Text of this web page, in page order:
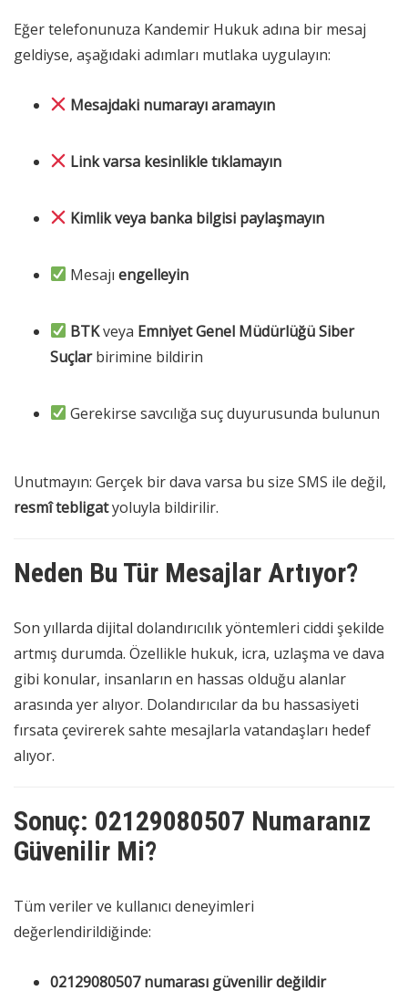
Eğer telefonunuza Kandemir Hukuk adına bir mesaj
geldiyse, aşağıdaki adımları mutlaka uygulayın:
Mesajdaki numarayı aramayın
Link varsa kesinlikle tıklamayın
Kimlik veya banka bilgisi paylaşmayın
Mesajıengelleyin
BTKveya Emniyet Genel Müdürlüğü Siber
Suçlarbirimine bildirin
Gerekirse savcılığa suç duyurusunda bulunun
Unutmayın: Gerçek bir dava varsa bu size SMS ile değil,
resmî tebligatyoluyla bildirilir.
Neden Bu Tür Mesajlar Artıyor?
Son yıllarda dijital dolandırıcılık yöntemleri ciddi şekilde
artmış durumda. Özellikle hukuk, icra, uzlaşma ve dava
gibi konular, insanların en hassas olduğu alanlar
arasında yer alıyor. Dolandırıcılar da bu hassasiyeti
fırsata çevirerek sahte mesajlarla vatandaşları hedef
alıyor.
Sonuç: 02129080507 Numaranız
Güvenilir Mi?
Tüm veriler ve kullanıcı deneyimleri
değerlendirildiğinde:
02129080507 numarası güvenilir değildir